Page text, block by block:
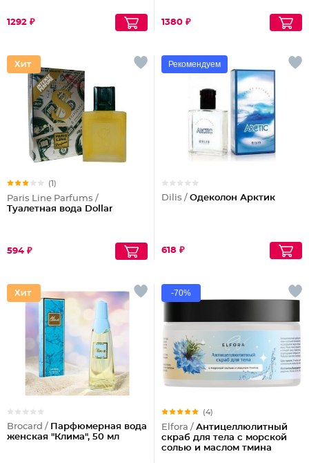
1292 ₽ 1380 ₽
(1)
Paris Line Parfums /
Туалетная вода Dollar
594 ₽
Рекомендуем
Dilis / Одеколон Арктик
618 ₽
Brocard / Парфюмерная вода
женская "Клима", 50 мл
-70%
(4)
Elfora / Антицеллюлитный
скраб для тела с морской
солью и маслом тмина